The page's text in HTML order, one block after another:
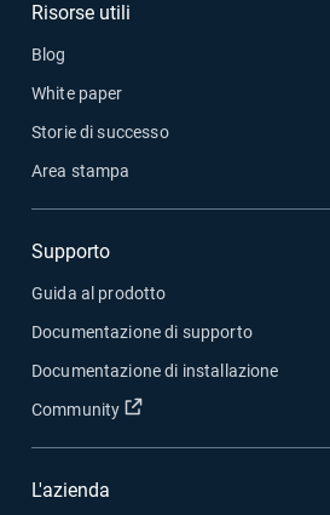
Risorse utili
Blog
White paper
Storie di successo
Area stampa
Supporto
Guida al prodotto
Documentazione di supporto
Documentazione di installazione
Community
Apri in una nuova finestra
L'azienda